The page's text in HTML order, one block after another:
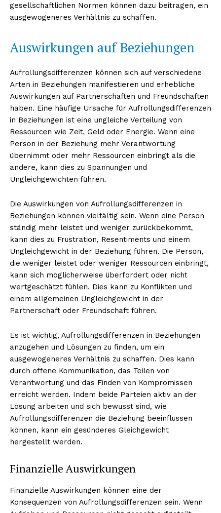
gesellschaftlichen Normen können dazu beitragen, ein
ausgewogeneres Verhältnis zu schaffen.
Auswirkungen auf Beziehungen
Aufrollungsdifferenzen können sich auf verschiedene
Arten in Beziehungen manifestieren und erhebliche
Auswirkungen auf Partnerschaften und Freundschaften
haben. Eine häufige Ursache für Aufrollungsdifferenzen
in Beziehungen ist eine ungleiche Verteilung von
Ressourcen wie Zeit, Geld oder Energie. Wenn eine
Person in der Beziehung mehr Verantwortung
übernimmt oder mehr Ressourcen einbringt als die
andere, kann dies zu Spannungen und
Ungleichgewichten führen.
Die Auswirkungen von Aufrollungsdifferenzen in
Beziehungen können vielfältig sein. Wenn eine Person
ständig mehr leistet und weniger zurückbekommt,
kann dies zu Frustration, Resentiments und einem
Ungleichgewicht in der Beziehung führen. Die Person,
die weniger leistet oder weniger Ressourcen einbringt,
kann sich möglicherweise überfordert oder nicht
wertgeschätzt fühlen. Dies kann zu Konflikten und
einem allgemeinen Ungleichgewicht in der
Partnerschaft oder Freundschaft führen.
Es ist wichtig, Aufrollungsdifferenzen in Beziehungen
anzugehen und Lösungen zu finden, um ein
ausgewogeneres Verhältnis zu schaffen. Dies kann
durch offene Kommunikation, das Teilen von
Verantwortung und das Finden von Kompromissen
erreicht werden. Indem beide Parteien aktiv an der
Lösung arbeiten und sich bewusst sind, wie
Aufrollungsdifferenzen die Beziehung beeinflussen
können, kann ein gesünderes Gleichgewicht
hergestellt werden.
Finanzielle Auswirkungen
Finanzielle Auswirkungen können eine der
Konsequenzen von Aufrollungsdifferenzen sein. Wenn